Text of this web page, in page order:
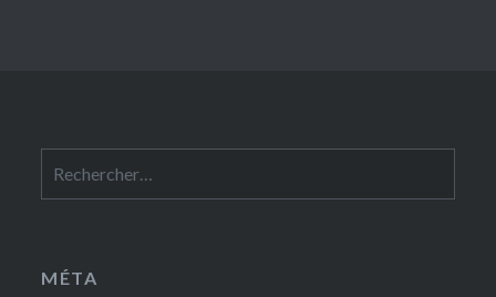
MÉTA